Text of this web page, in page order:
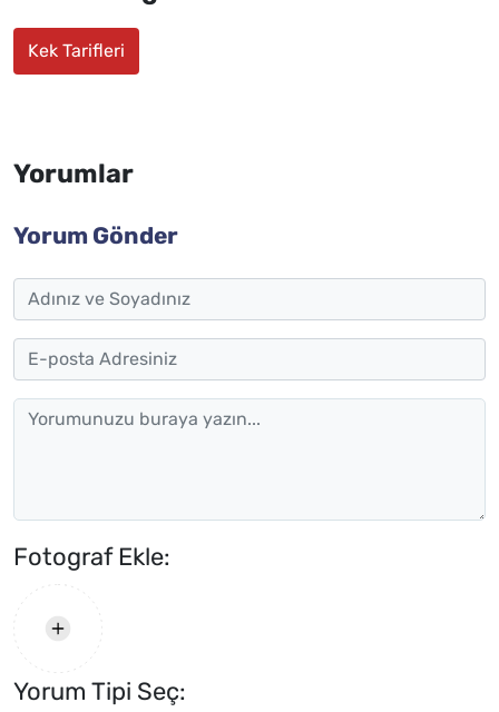
Kek Tarifleri
Yorumlar
Yorum Gönder
Fotograf Ekle:
Yorum Tipi Seç: